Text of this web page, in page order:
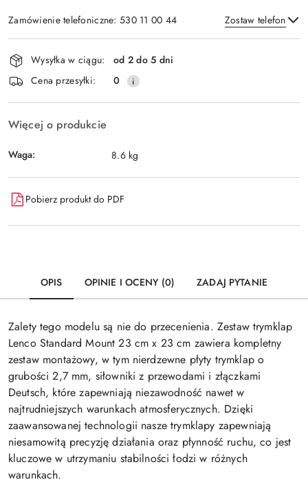
Zamówienie telefoniczne: 530 11 00 44 Zostaw telefon
Wyślij
Dostępność
i
dostawa
Wysyłka w ciągu:
od 2 do 5 dni
Cena przesyłki:
0
Więcej o produkcie
Waga: 8.6 kg
Pobierz produkt do PDF
OPIS OPINIE I OCENY (0) ZADAJ PYTANIE
Zalety tego modelu są nie do przecenienia. Zestaw trymklap
Lenco Standard Mount 23 cm x 23 cm zawiera kompletny
zestaw montażowy, w tym nierdzewne płyty trymklap o
grubości 2,7 mm, siłowniki z przewodami i złączkami
Deutsch, które zapewniają niezawodność nawet w
najtrudniejszych warunkach atmosferycznych. Dzięki
zaawansowanej technologii nasze trymklapy zapewniają
niesamowitą precyzję działania oraz płynność ruchu, co jest
kluczowe w utrzymaniu stabilności łodzi w różnych
warunkach.